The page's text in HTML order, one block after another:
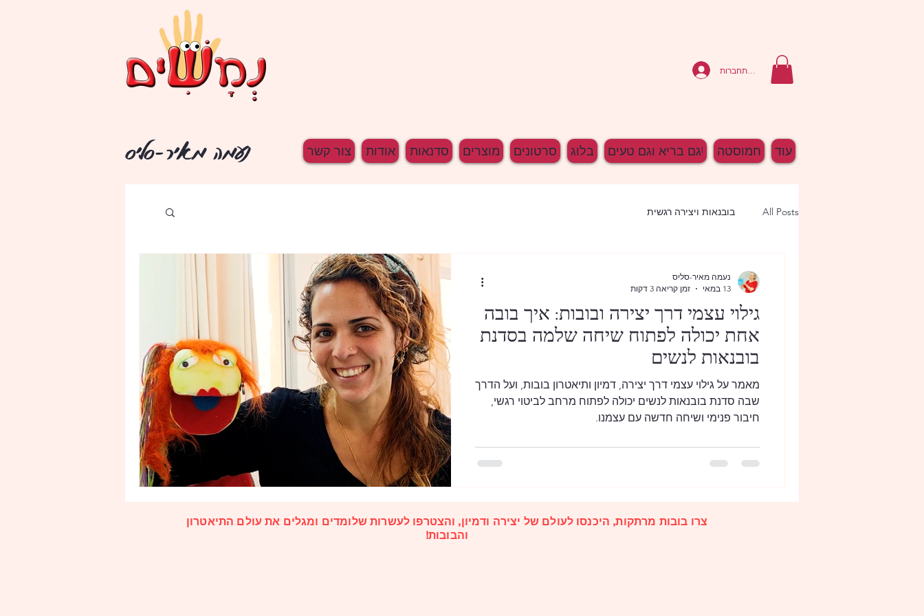
נעמה מאיר-סליס
להתחברות
צור קשר אודות סדנאות מוצרים סרטונים בלוג גם בריא וגם טעים! חמוסטה עוד
All Posts בובנאות ויצירה רגשית
גילוי עצמי דרך יצירה ובובות: איך בובה
אחת יכולה לפתוח שיחה שלמה בסדנת
בובנאות לנשים
מאמר על גילוי עצמי דרך יצירה, דמיון ותיאטרון בובות, ועל הדרך
שבה סדנת בובנאות לנשים יכולה לפתוח מרחב לביטוי רגשי,
חיבור פנימי ושיחה חדשה עם עצמנו.
נעמה מאיר-סליס
13 במאי
זמן קריאה 3 דקות
צרו בובות מרתקות, היכנסו לעולם של יצירה ודמיון, והצטרפו לעשרות שלומדים ומגלים את עולם התיאטרון
והבובות!